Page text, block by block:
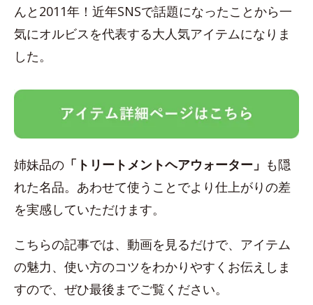
んと2011年！近年SNSで話題になったことから一
気にオルビスを代表する大人気アイテムになりま
した。
姉妹品の 「トリートメントヘアウォーター」 も隠
れた名品。あわせて使うことでより仕上がりの差
を実感していただけます。
こちらの記事では、動画を見るだけで、アイテム
の魅力、使い方のコツをわかりやすくお伝えしま
すので、ぜひ最後までご覧ください。